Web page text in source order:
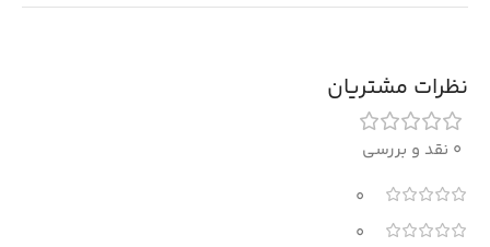
نظرات مشتریان
0 نقد و بررسی
0
0